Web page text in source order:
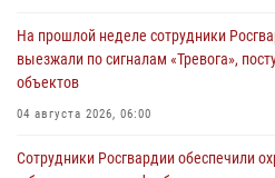
На прошлой неделе сотрудники
выезжали по сигналам «Тревога»,
объектов
04 августа 2026, 06:00
Сотрудники Росгвардии обеспечили